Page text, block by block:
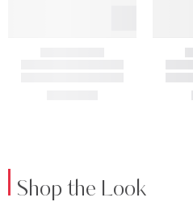
Shop the Look